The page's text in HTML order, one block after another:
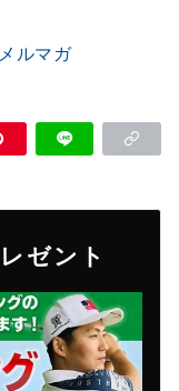
ルマガ
ゼント